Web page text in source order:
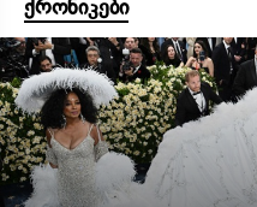
ქრონიკები